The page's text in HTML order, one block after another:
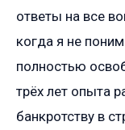
ответы на все
когда я не
полностью
трёх лет опыта
банкротству в